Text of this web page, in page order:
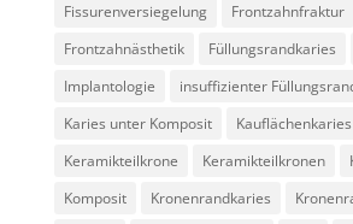
Fissurenversiegelung
Frontzahnfraktur
Frontzahnästhetik
Füllungsrandkaries
Implantologie
insuffizienter
Karies unter Komposit
Kauflächenkaries
Keramikteilkrone
Keramikteilkronen
Komposit
Kronenrandkaries